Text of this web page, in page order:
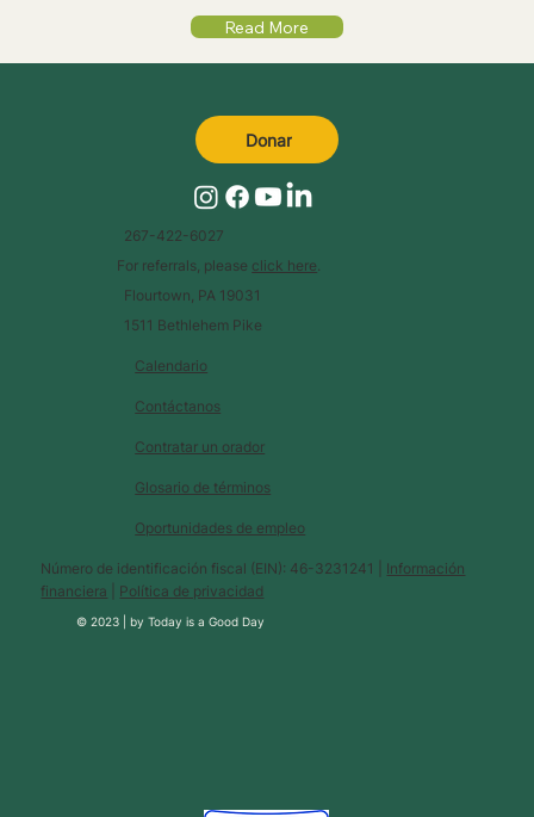
Read More
Calendario
Glosario de términos
Contáctanos
Contratar un orador
Oportunidades de empleo
Número de identificación fiscal (EIN): 46-3231241 | Información
financiera
Política de privacidad
© 2023 |byToday is a Good Day
267-422-6027
For referrals, please click here.
Flourtown, PA 19031
1511 Bethlehem Pike
Donar